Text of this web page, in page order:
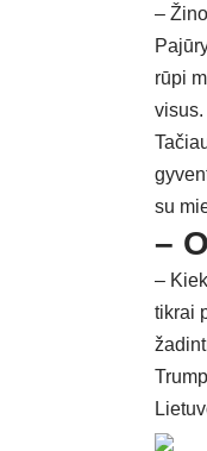
–
rūpi
visus.
su
–
–
tikrai